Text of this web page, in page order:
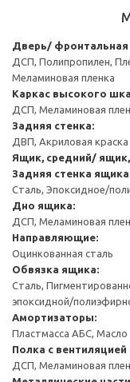
Дверь/ фронтальная
ДСП, Полипропилен,
Меламиновая пленка
Каркас высокого
ДСП, Меламиновая
Задняя стенка:
ДВП, Акриловая краска
Ящик, средний/
Задняя стенка
Сталь, Эпоксидное/
Дно ящика:
ДСП, Меламиновая
Направляющие:
Оцинкованная сталь
Обвязка ящика:
Сталь,
эпоксидной/
Амортизаторы:
Пластмасса АБС, Масло
Полка с вентиляцией
ДСП, Меламиновая